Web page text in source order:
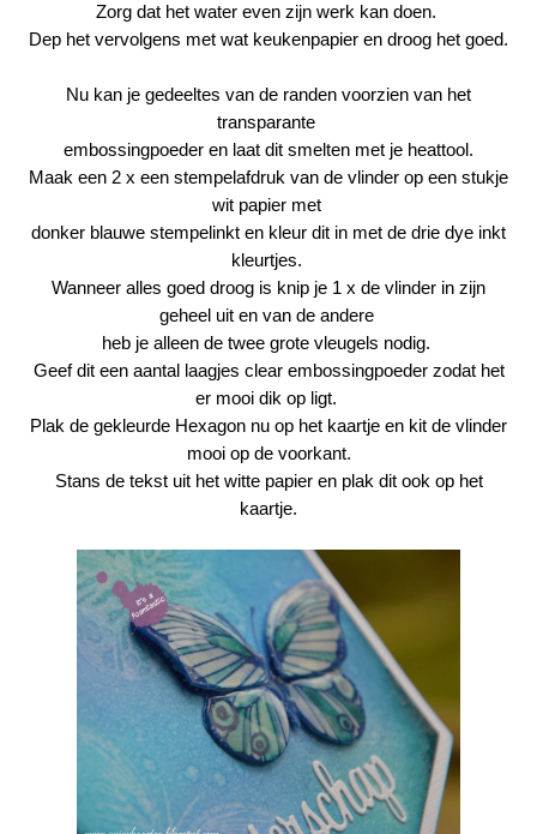
Zorg dat het water even zijn werk kan doen.
Dep het vervolgens met wat keukenpapier en droog het goed.
Nu kan je gedeeltes van de randen voorzien van het
transparante
embossingpoeder en laat dit smelten met je heattool.
Maak een 2 x een stempelafdruk van de vlinder op een stukje
wit papier met
donker blauwe stempelinkt en kleur dit in met de drie dye inkt
kleurtjes.
Wanneer alles goed droog is knip je 1 x de vlinder in zijn
geheel uit en van de andere
heb je alleen de twee grote vleugels nodig.
Geef dit een aantal laagjes clear embossingpoeder zodat het
er mooi dik op ligt.
Plak de gekleurde Hexagon nu op het kaartje en kit de vlinder
mooi op de voorkant.
Stans de tekst uit het witte papier en plak dit ook op het
kaartje.